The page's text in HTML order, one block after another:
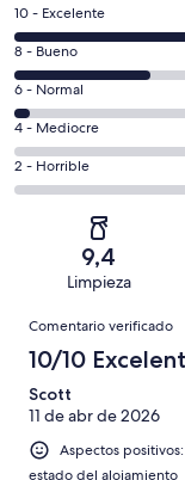
697
comentarios
de
un
total
de
1009
con
puntuación
10 - Excelente
275
comentarios
de
un
total
de
puntuación
8 - Bueno
29
comentarios
de
un
total
puntuación
Normal
6 - Normal
3
comentarios
de
una
puntuación
Mediocre
4 - Mediocre
5
comentarios
1009
una
puntuación
de
2 - Horrible
9,4
Limpieza
Comentarios
Comentario verificado
10/10
Scott
11 de abr de 2026
Aspectos
estado del alojamiento